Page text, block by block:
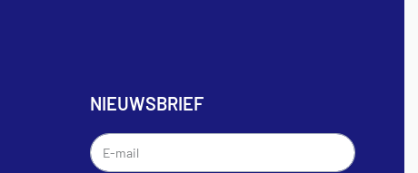
NIEUWSBRIEF